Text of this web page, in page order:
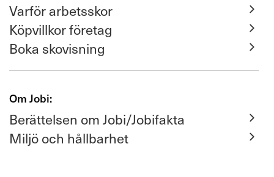
Varför arbetsskor
Köpvillkor företag
Boka skovisning
Om Jobi:
Berättelsen om Jobi/Jobifakta
Miljö och hållbarhet